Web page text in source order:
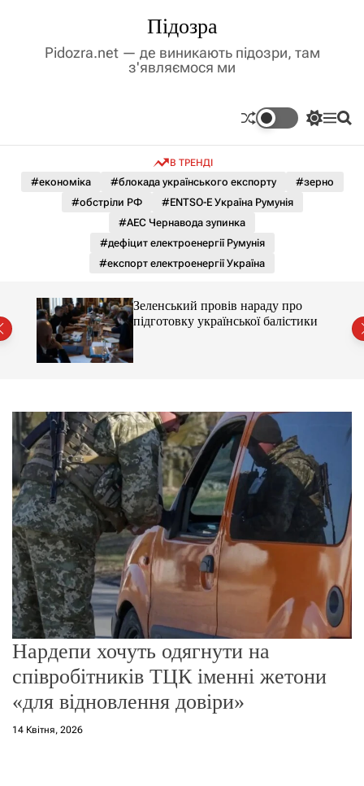
Підозра
Pidozra.net — де виникають підозри, там
з'являємося ми
П
м
к
о
р
е
и
м
у
М П
В ТРЕНДІ
#економіка #блокада українського експорту
#зерно
#обстріли РФ
#ENTSO-E Україна Румунія
#АЕС Чернавода зупинка
#дефіцит електроенергії Румунія
#експорт електроенергії Україна
Зеленський провів нараду про
підготовку української балістики
Нардепи хочуть одягнути на
співробітників ТЦК іменні жетони
«для відновлення довіри»
14 Квітня, 2026